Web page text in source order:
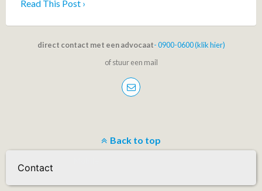
Read This Post ›
direct contact met een advocaat- 0900-0600 (klik hier)
of stuur een mail
Back to top
Contact